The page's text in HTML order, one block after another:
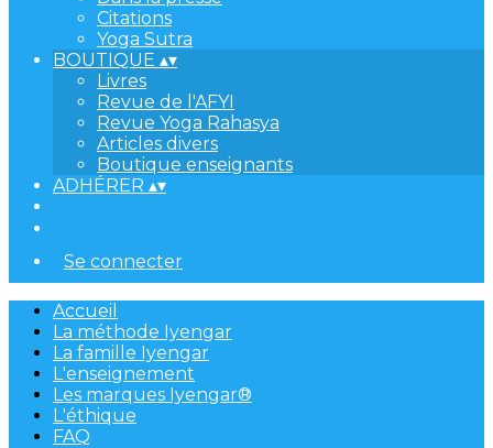
Citations
Yoga Sutra
BOUTIQUE ▴▾
Livres
Revue de l'AFYI
Revue Yoga Rahasya
Articles divers
Boutique enseignants
ADHÉRER ▴▾
Se connecter
Accueil
La méthode Iyengar
La famille Iyengar
L'enseignement
Les marques Iyengar®
L'éthique
FAQ